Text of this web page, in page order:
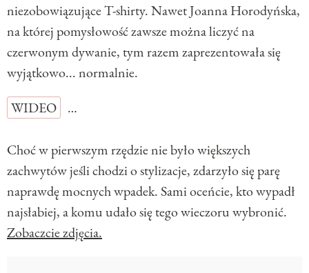
niezobowiązujące T-shirty. Nawet Joanna Horodyńska,
na której pomysłowość zawsze można liczyć na
czerwonym dywanie, tym razem zaprezentowała się
wyjątkowo... normalnie.
WIDEO
…
Choć w pierwszym rzędzie nie było większych
zachwytów jeśli chodzi o stylizacje, zdarzyło się parę
naprawdę mocnych wpadek. Sami oceńcie, kto wypadł
najsłabiej, a komu udało się tego wieczoru wybronić.
Zobaczcie zdjęcia.